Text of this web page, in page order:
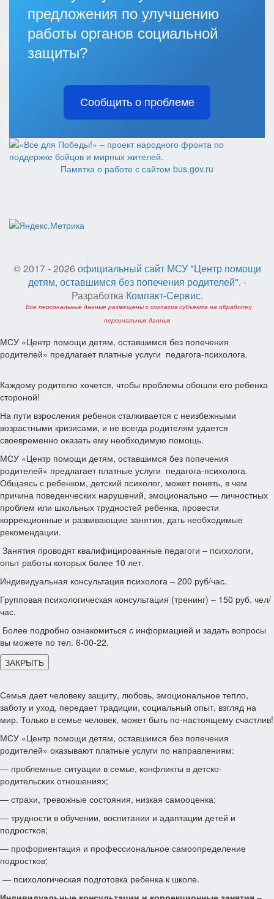
предложения по улучшению
работы органов социальной
защиты?
Сообщить о проблеме
Памятка о работе с сайтом bus.gov.ru
© 2017 - 2026 официальный сайт МСУ "Центр помощи
детям, оставшимся без попечения родителей". -
Разработка Компакт-Сервис.
Все персональные данные размещены с согласия субъекта на обработку
персональных данных
МСУ «Центр помощи детям, оставшимся без попечения
родителей» предлагает платные услуги педагога-психолога.
Каждому родителю хочется, чтобы проблемы обошли его ребенка
стороной!
На пути взросления ребенок сталкивается с неизбежными
возрастными кризисами, и не всегда родителям удается
своевременно оказать ему необходимую помощь.
МСУ «Центр помощи детям, оставшимся без попечения
родителей» предлагает платные услуги педагога-психолога.
Общаясь с ребенком, детский психолог, может понять, в чем
причина поведенческих нарушений, эмоционально — личностных
проблем или школьных трудностей ребенка, провести
коррекционные и развивающие занятия, дать необходимые
рекомендации.
Занятия проводят квалифицированные педагоги – психологи,
опыт работы которых более 10 лет.
Индивидуальная консультация психолога – 200 руб/час.
Групповая психологическая консультация (тренинг) – 150 руб. чел/
час.
Более подробно ознакомиться с информацией и задать вопросы
вы можете по тел. 6-00-22.
ЗАКРЫТЬ
Семья дает человеку защиту, любовь, эмоциональное тепло,
заботу и уход, передает традиции, социальный опыт, взгляд на
мир. Только в семье человек, может быть по-настоящему счастлив!
МСУ «Центр помощи детям, оставшимся без попечения
родителей» оказывают платные услуги по направлениям:
— проблемные ситуации в семье, конфликты в детско-
родительских отношениях;
— страхи, тревожные состояния, низкая самооценка;
— трудности в обучении, воспитании и адаптации детей и
подростков;
— профориентация и профессиональное самоопределение
подростков;
— психологическая подготовка ребенка к школе.